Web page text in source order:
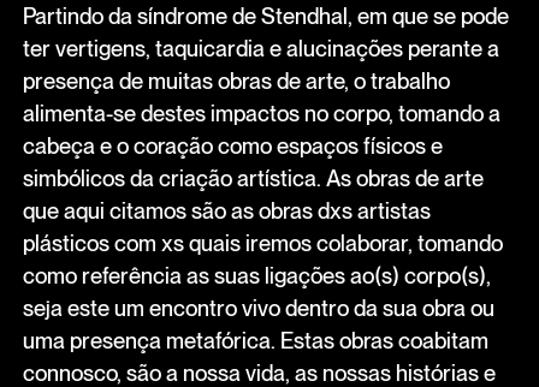
Partindo da síndrome de Stendhal, em que se pode
ter vertigens, taquicardia e alucinações perante a
presença de muitas obras de arte, o trabalho
alimenta-se destes impactos no corpo, tomando a
cabeça e o coração como espaços físicos e
simbólicos da criação artística. As obras de arte
que aqui citamos são as obras dxs artistas
plásticos com xs quais iremos colaborar, tomando
como referência as suas ligações ao(s) corpo(s),
seja este um encontro vivo dentro da sua obra ou
uma presença metafórica. Estas obras coabitam
connosco, são a nossa vida, as nossas histórias e